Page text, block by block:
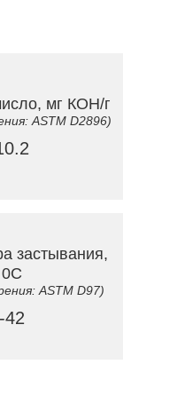
мг КОН/г
ASTM D2896)
застывания,
0C
ASTM D97)
-42